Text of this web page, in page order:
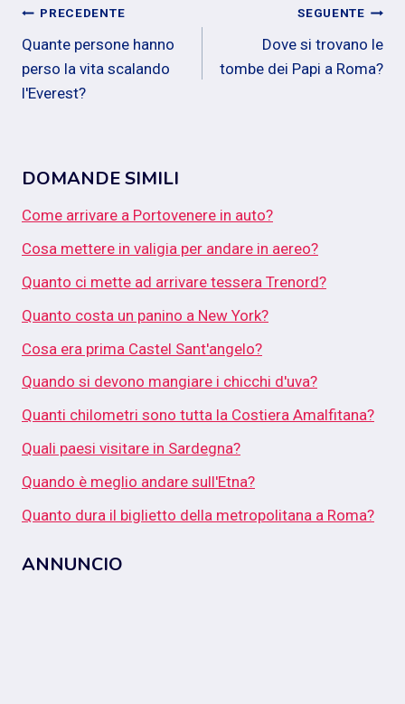
Navigazione
articoli
PRECEDENTE
Quante persone hanno
perso la vita scalando
l'Everest?
SEGUENTE
Dove si trovano le
tombe dei Papi a Roma?
DOMANDE SIMILI
Come arrivare a Portovenere in auto?
Cosa mettere in valigia per andare in aereo?
Quanto ci mette ad arrivare tessera Trenord?
Quanto costa un panino a New York?
Cosa era prima Castel Sant'angelo?
Quando si devono mangiare i chicchi d'uva?
Quanti chilometri sono tutta la Costiera Amalfitana?
Quali paesi visitare in Sardegna?
Quando è meglio andare sull'Etna?
Quanto dura il biglietto della metropolitana a Roma?
ANNUNCIO